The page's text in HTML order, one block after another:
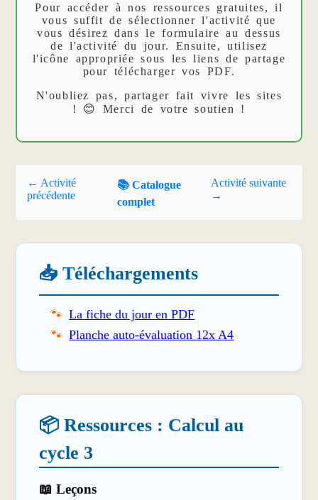
Pour accéder à nos ressources gratuites, il
vous suffit de sélectionner l'activité que
vous désirez dans le formulaire au dessus
de l'activité du jour. Ensuite, utilisez
l'icône appropriée sous les liens de partage
pour télécharger vos PDF.
N'oubliez pas, partager fait vivre les sites
! 😊 Merci de votre soutien !
← Activité
précédente
📚 Catalogue
complet
Activité suivante
→
📥 Téléchargements
La fiche du jour en PDF
Planche auto-évaluation 12x A4
📦 Ressources : Calcul au
cycle 3
📖 Leçons